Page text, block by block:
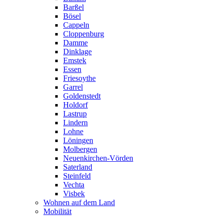
Barßel
Bösel
Cappeln
Cloppenburg
Damme
Dinklage
Emstek
Essen
Friesoythe
Garrel
Goldenstedt
Holdorf
Lastrup
Lindern
Lohne
Löningen
Molbergen
Neuenkirchen-Vörden
Saterland
Steinfeld
Vechta
Visbek
Wohnen auf dem Land
Mobilität